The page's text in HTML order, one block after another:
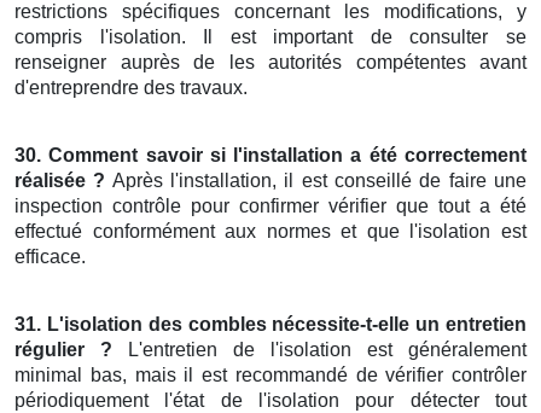
restrictions spécifiques concernant les modifications, y
compris l'isolation. Il est important de consulter se
renseigner auprès de les autorités compétentes avant
d'entreprendre des travaux.
30. Comment savoir si l'installation a été correctement
réalisée ? Après l'installation, il est conseillé de faire une
inspection contrôle pour confirmer vérifier que tout a été
effectué conformément aux normes et que l'isolation est
efficace.
31. L'isolation des combles nécessite-t-elle un entretien
régulier ? L'entretien de l'isolation est généralement
minimal bas, mais il est recommandé de vérifier contrôler
périodiquement l'état de l'isolation pour détecter tout